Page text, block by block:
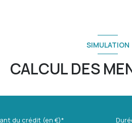
SIMULATION
CALCUL DES
du crédit (en €)*